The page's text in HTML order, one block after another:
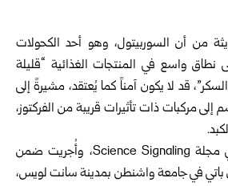
من أن السوربيتول، وهو أحد الكحولات
نطاق واسع في المنتجات الغذائية “قليلة
قد لا يكون آمناً كما يُعتقد، مشيرةً إلى
إلى مركبات ذات تأثيرات قريبة من الفركتوز،
ووفقاً لدراسة نُشرت في مجلة Science Signaling، وأُجريت ضمن
باتي في جامعة واشنطن بمدينة سانت لويس،